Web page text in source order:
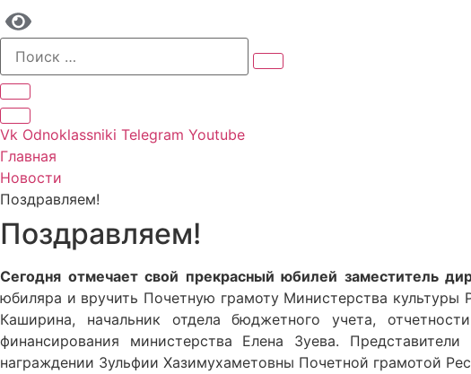
Vk Odnoklassniki Telegram Youtube
Главная
Новости
Поздравляем!
Поздравляем!
Сегодня отмечает свой прекрасный юбилей заместитель
юбиляра и вручить Почетную грамоту Министерства
Каширина, начальник отдела бюджетного учета,
финансирования министерства Елена Зуева.
награждении Зульфии Хазимухаметовны Почетной грамотой